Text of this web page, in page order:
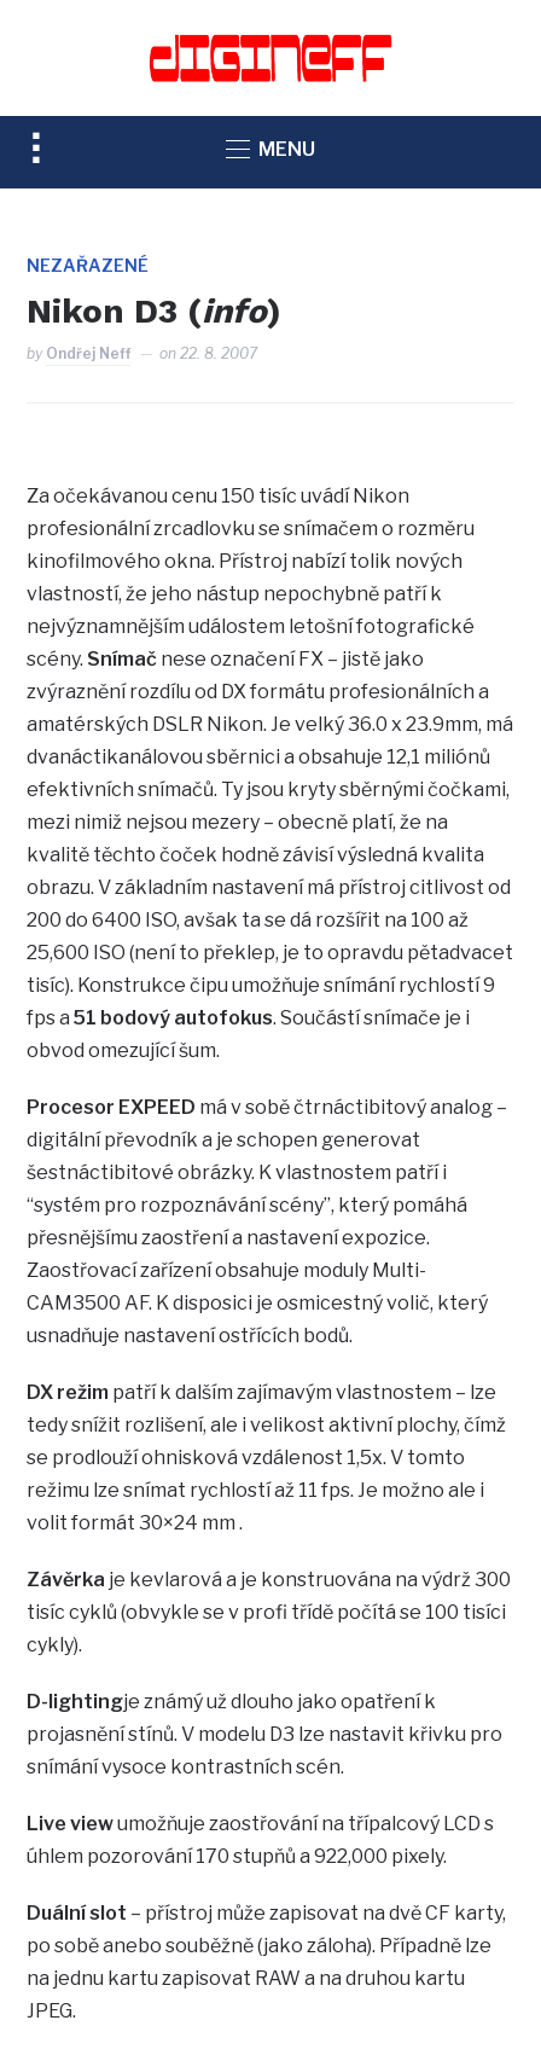
TOGGLE
SIDEBAR
NAVIGATION
MENU
NEZAŘAZENÉ
Nikon D3 (info)
by Ondřej Neff on22. 8. 2007
Za očekávanou cenu 150 tisíc uvádí Nikon
profesionální zrcadlovku se snímačem o rozměru
kinofilmového okna. Přístroj nabízí tolik nových
vlastností, že jeho nástup nepochybně patří k
nejvýznamnějším událostem letošní fotografické
scény. Snímač nese označení FX – jistě jako
zvýraznění rozdílu od DX formátu profesionálních a
amatérských DSLR Nikon. Je velký 36.0 x 23.9mm, má
dvanáctikanálovou sběrnici a obsahuje 12,1 miliónů
efektivních snímačů. Ty jsou kryty sběrnými čočkami,
mezi nimiž nejsou mezery – obecně platí, že na
kvalitě těchto čoček hodně závisí výsledná kvalita
obrazu. V základním nastavení má přístroj citlivost od
200 do 6400 ISO, avšak ta se dá rozšířit na 100 až
25,600 ISO (není to překlep, je to opravdu pětadvacet
tisíc). Konstrukce čipu umožňuje snímání rychlostí 9
fps a51 bodový autofokus. Součástí snímače je i
obvod omezující šum.
Procesor EXPEED má v sobě čtrnáctibitový analog –
digitální převodník a je schopen generovat
šestnáctibitové obrázky. K vlastnostem patří i
“systém pro rozpoznávání scény”, který pomáhá
přesnějšímu zaostření a nastavení expozice.
Zaostřovací zařízení obsahuje moduly Multi-
CAM3500 AF. K disposici je osmicestný volič, který
usnadňuje nastavení ostřících bodů.
DX režim patří k dalším zajímavým vlastnostem – lze
tedy snížit rozlišení, ale i velikost aktivní plochy, čímž
se prodlouží ohnisková vzdálenost 1,5x. V tomto
režimu lze snímat rychlostí až 11 fps. Je možno ale i
volit formát 30×24 mm .
Závěrka je kevlarová a je konstruována na výdrž 300
tisíc cyklů (obvykle se v profi třídě počítá se 100 tisíci
cykly).
D-lightingje známý už dlouho jako opatření k
projasnění stínů. V modelu D3 lze nastavit křivku pro
snímání vysoce kontrastních scén.
Live viewumožňuje zaostřování na třípalcový LCD s
úhlem pozorování 170 stupňů a 922,000 pixely.
Duální slot – přístroj může zapisovat na dvě CF karty,
po sobě anebo souběžně (jako záloha). Případně lze
na jednu kartu zapisovat RAW a na druhou kartu
JPEG.